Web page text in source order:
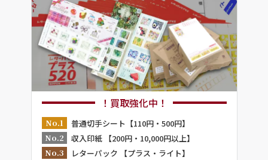
！買取強化中！
No.1
普通切手シート【110円・500円】
No.2
収入印紙 【200円・10,000円以上】
No.3
レターパック 【プラス・ライト】